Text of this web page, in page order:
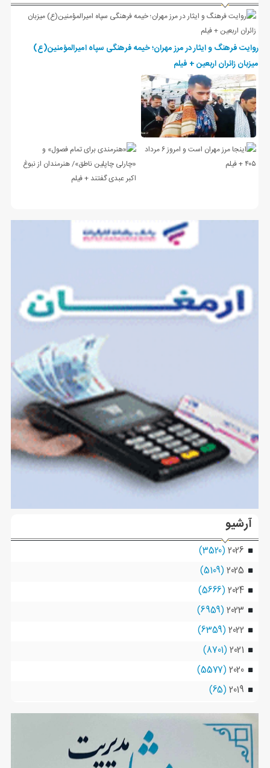
روایت فرهنگ و ایثار در مرز مهران؛ خیمه فرهنگی سپاه امیرالمؤمنین(ع)
میزبان زائران اربعین + فیلم
آرشیو
2026
(3520)
2025
(5109)
2024
(5666)
2023
(6959)
2022
(6359)
2021
(8701)
2020
(5577)
2019
(65)